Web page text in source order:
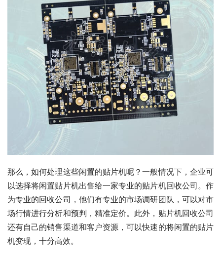
那么，如何处理这些闲置的贴片机呢？一般情况下，企业可
以选择将闲置贴片机出售给一家专业的贴片机回收公司。作
为专业的回收公司，他们有专业的市场调研团队，可以对市
场行情进行分析和预判，精准定价。此外，贴片机回收公司
还有自己的销售渠道和客户资源，可以快速的将闲置的贴片
机变现，十分高效。